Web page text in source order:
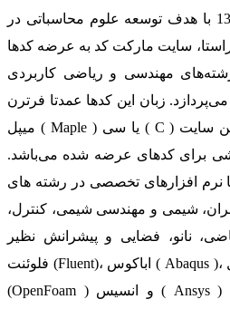
ریاست جمهوری در سال 1392 با هدف توسعه علوم محاسباتی در
سایت مارکت کد به عرضه کدها
مهندسی و ریاضی کاربردی
می‌پردازد. زبان این کدها عمدتا فرترن ( Fortran )، متلب ( Matlab )،
میپل ( Maple ) یا سی ( C ) است. ویژگی منحصر بفرد این سایت
برای کدهای عرضه شده می‌باشد.
با نرم افزارهای تخصصی در رشته های
شیمی و مهندسی شیمی، کنترل،
نانو، فضایی و پیشرانش نظیر
فلوئنت (Fluent)، اباکوس ( Abaqus )، کامسول ( Comsol )، اپن فوم
(OpenFoam ) و انسیس ( Ansys ) در قالب بسته‌ و فیلم های